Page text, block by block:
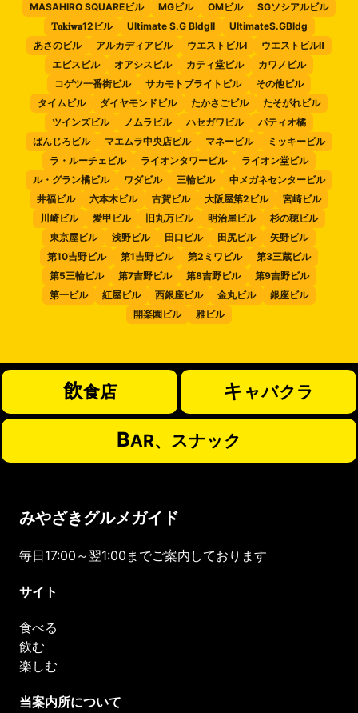
MASAHIRO SQUAREビル
MGビル OMビル
SGソシアルビル
𝐓𝐨𝐤𝐢𝐰𝐚12ビル
Ultimate S.G BldgII
UltimateS.GBldg
あさのビル
アルカディアビル ウエストビルⅠ
ウエストビルⅡ
エビスビル
オアシスビル カティ堂ビル
カワノビル
コゲツ一番街ビル
サカモトブライトビル
その他ビル
タイムビル
ダイヤモンドビル たかさごビル
たそがれビル
ツインズビル
ノムラビル ハセガワビル
パティオ橘
ばんじろビル
マエムラ中央店ビル マネービル
ミッキービル
ラ・ルーチェビル
ライオンタワービル
ライオン堂ビル
ル・グラン橘ビル
ワダビル 三輪ビル
中メガネセンタービル
井福ビル
六本木ビル 古賀ビル 大阪屋第2ビル
宮崎ビル
川崎ビル
愛甲ビル 旧丸万ビル 明治屋ビル
杉の穂ビル
東京屋ビル
浅野ビル 田口ビル 田尻ビル
矢野ビル
第10吉野ビル
第1吉野ビル 第2ミワビル
第3三蔵ビル
第5三輪ビル
第7吉野ビル 第8吉野ビル
第9吉野ビル
第一ビル
紅屋ビル 西銀座ビル 金丸ビル
銀座ビル
開楽園ビル
雅ビル
飲食店 キ ャバクラ
BAR、スナック
みやざきグルメガイド
毎日17:00～翌1:00までご案内しております
サイト
食べる
飲む
楽しむ
当案内所について